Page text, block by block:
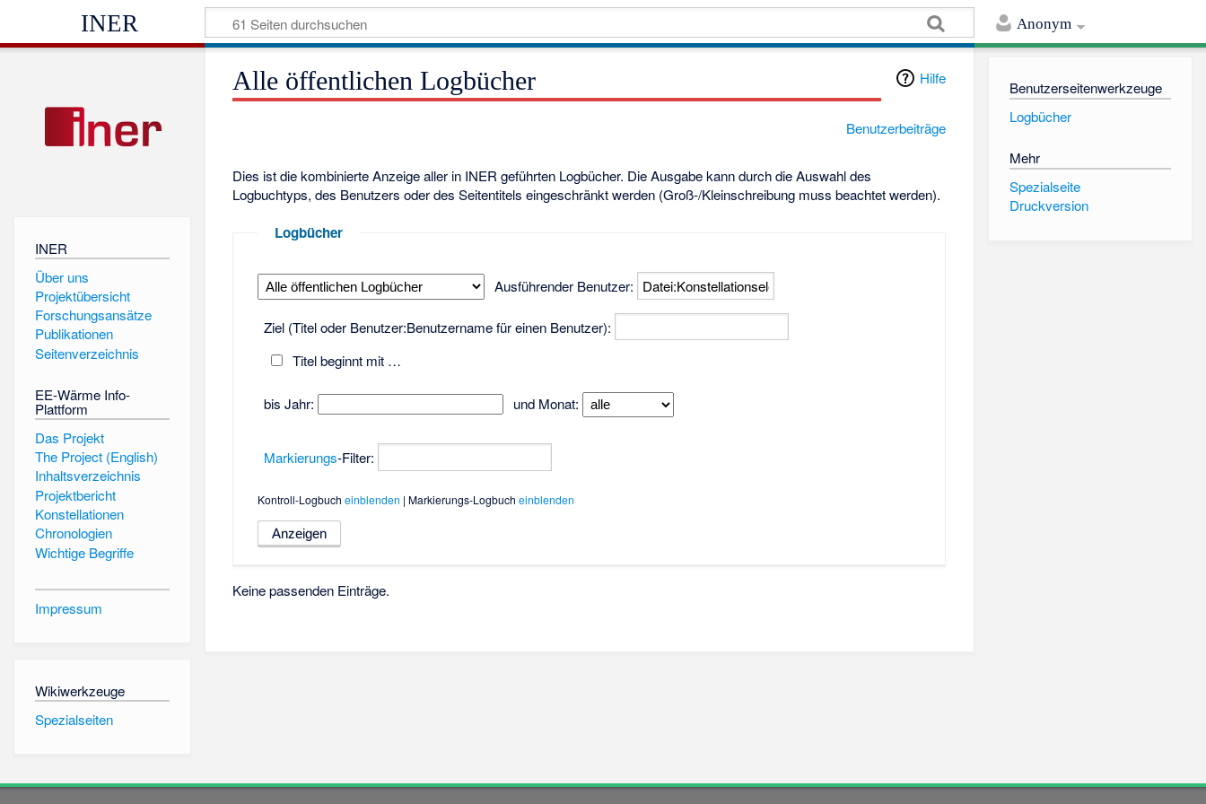
Anonym
INER
INER
Über uns
Projektübersicht
Forschungsansätze
Publikationen
Seitenverzeichnis
EE-Wärme Info-
Plattform
Das Projekt
The Project (English)
Inhaltsverzeichnis
Projektbericht
Konstellationen
Chronologien
Wichtige Begriffe
Impressum
Wikiwerkzeuge
Spezialseiten
Benutzerseitenwerkzeuge
Logbücher
Mehr
Spezialseite
Druckversion
Hilfe
Alle öffentlichen Logbücher
Benutzerbeiträge
Dies ist die kombinierte Anzeige aller in INER geführten Logbücher. Die Ausgabe kann durch die Auswahl des
Logbuchtyps, des Benutzers oder des Seitentitels eingeschränkt werden (Groß-/Kleinschreibung muss beachtet werden).
Logbücher
Ausführender Benutzer:
Ziel (Titel oder Benutzer:Benutzername für einen Benutzer):
Titel beginnt mit …
bis Jahr: und Monat:
Markierungs-Filter:
Kontroll-Logbuch einblenden | Markierungs-Logbuch einblenden
Keine passenden Einträge.